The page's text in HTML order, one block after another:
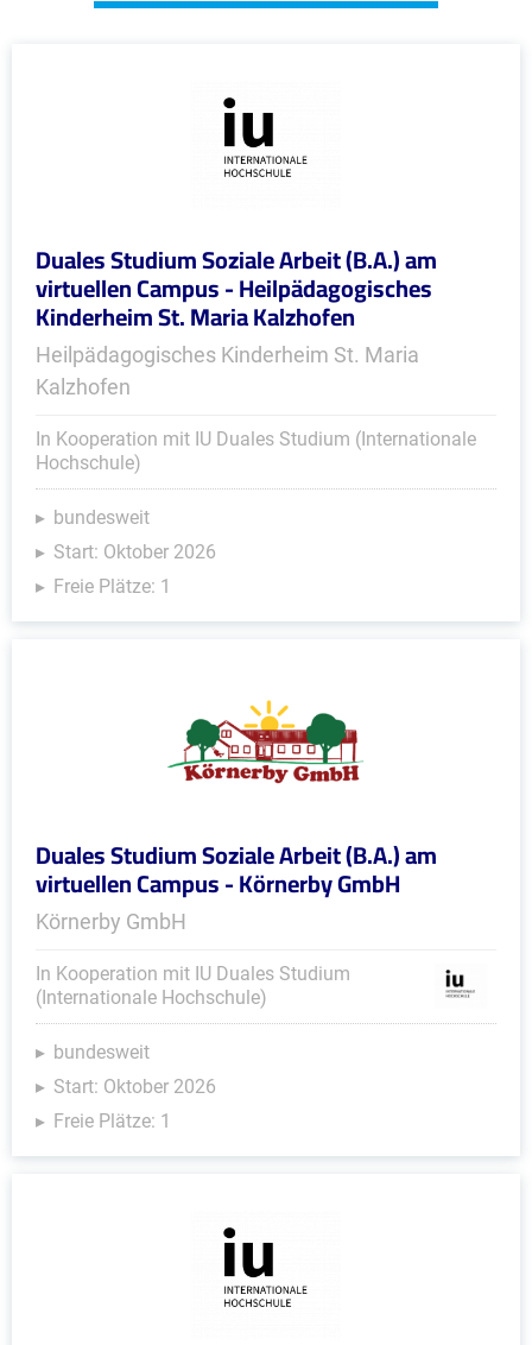
Duales Studium Soziale Arbeit (B.A.) am
virtuellen Campus - Heilpädagogisches
Kinderheim St. Maria Kalzhofen
Heilpädagogisches Kinderheim St. Maria
Kalzhofen
In Kooperation mit IU Duales Studium (Internationale
Hochschule)
bundesweit
Start: Oktober 2026
Freie Plätze: 1
Duales Studium Soziale Arbeit (B.A.) am
virtuellen Campus - Körnerby GmbH
Körnerby GmbH
In Kooperation mit IU Duales Studium
(Internationale Hochschule)
bundesweit
Start: Oktober 2026
Freie Plätze: 1